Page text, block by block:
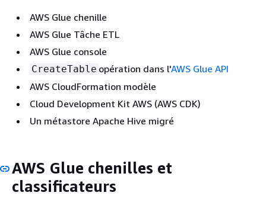
AWS Glue chenille
AWS Glue Tâche ETL
AWS Glue console
CreateTable opération dans l'AWS Glue API
AWS CloudFormation modèle
Cloud Development Kit AWS (AWS CDK)
Un métastore Apache Hive migré
AWS Glue chenilles et
classificateurs